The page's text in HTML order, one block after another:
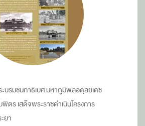
บรมชนกาธิเบศ มหาภูมิพลอดุลยเดช
ตร เสด็จพระราชดำเนินโครงการ
ยา